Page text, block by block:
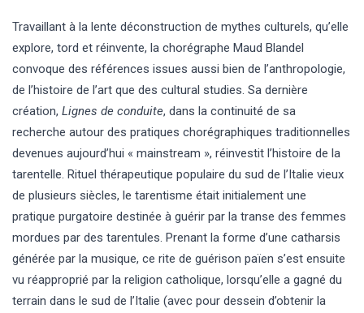
Travaillant à la lente déconstruction de mythes culturels, qu’elle
explore, tord et réinvente, la chorégraphe Maud Blandel
convoque des références issues aussi bien de l’anthropologie,
de l’histoire de l’art que des cultural studies. Sa dernière
création, Lignes de conduite, dans la continuité de sa
recherche autour des pratiques chorégraphiques traditionnelles
devenues aujourd’hui « mainstream », réinvestit l’histoire de la
tarentelle. Rituel thérapeutique populaire du sud de l’Italie vieux
de plusieurs siècles, le tarentisme était initialement une
pratique purgatoire destinée à guérir par la transe des femmes
mordues par des tarentules. Prenant la forme d’une catharsis
générée par la musique, ce rite de guérison païen s’est ensuite
vu réapproprié par la religion catholique, lorsqu’elle a gagné du
terrain dans le sud de l’Italie (avec pour dessein d’obtenir la